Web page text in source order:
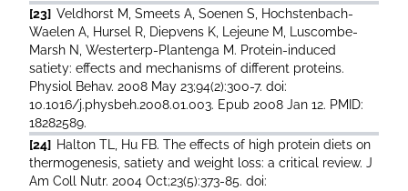
[23] Veldhorst M, Smeets A, Soenen S, Hochstenbach-
Waelen A, Hursel R, Diepvens K, Lejeune M, Luscombe-
Marsh N, Westerterp-Plantenga M. Protein-induced
satiety: effects and mechanisms of different proteins.
Physiol Behav. 2008 May 23;94(2):300-7. doi:
10.1016/j.physbeh.2008.01.003. Epub 2008 Jan 12. PMID:
18282589.
[24] Halton TL, Hu FB. The effects of high protein diets on
thermogenesis, satiety and weight loss: a critical review. J
Am Coll Nutr. 2004 Oct;23(5):373-85. doi: